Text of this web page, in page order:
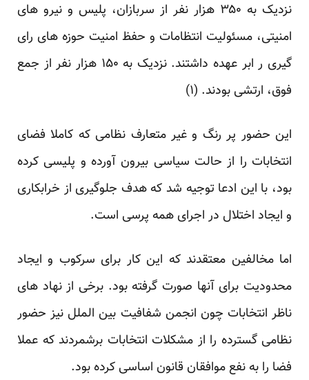
نزدیک به ۳۵۰ هزار نفر از سربازان، پلیس و نیرو های
امنیتی، مسئولیت انتظامات و حفظ امنیت حوزه های رای
گیری ر ابر عهده داشتند. نزدیک به ۱۵۰ هزار نفر از جمع
فوق، ارتشی بودند. (۱)
این حضور پر رنگ و غیر متعارف نظامی که کاملا فضای
انتخابات را از حالت سیاسی بیرون آورده و پلیسی کرده
بود، با این ادعا توجیه شد که هدف جلوگیری از خرابکاری
و ایجاد اختلال در اجرای همه پرسی است.
اما مخالفین معتقدند که این کار برای سرکوب و ایجاد
محدودیت برای آنها صورت گرفته بود. برخی از نهاد های
ناظر انتخابات چون انجمن شفافیت بین الملل نیز حضور
نظامی گسترده را از مشکلات انتخابات برشمردند که عملا
فضا را به نفع موافقان قانون اساسی کرده بود.